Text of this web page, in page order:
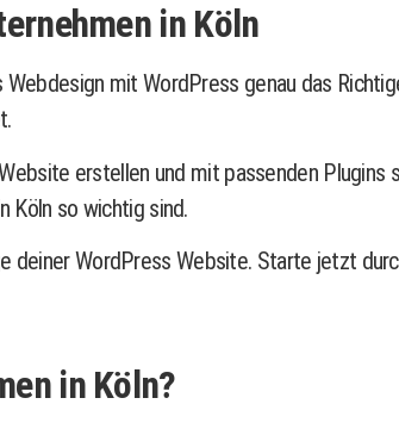
in Köln
mit WordPress genau das
erstellen und mit passenden Plugins
Köln so wichtig sind.
WordPress Website. Starte jetzt
in Köln?